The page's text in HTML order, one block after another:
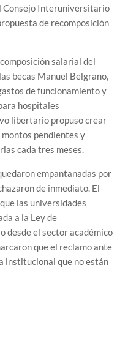
Consejo Interuniversitario
de recomposición
salarial del
becas Manuel Belgrano,
de funcionamiento y
hospitales
libertario propuso crear
pendientes y
cada tres meses.
empantanadas por
de inmediato. El
las universidades
a la Ley de
desde el sector académico
que el reclamo ante
institucional que no están